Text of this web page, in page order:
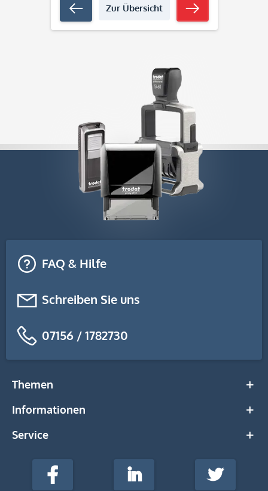
Zur Übersicht
FAQ & Hilfe
Schreiben Sie uns
07156 / 1782730
Themen
Informationen
Service
stempel-
Facebook LinkedIn Twitter